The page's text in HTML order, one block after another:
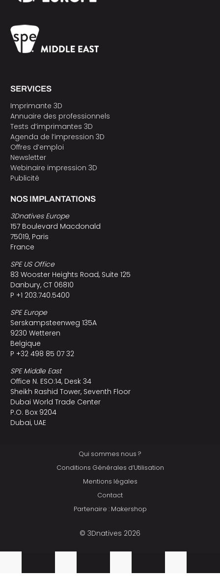
SERVICES
Imprimante 3D
Annuaire des professionnels
Tests d’imprimantes 3D
Agenda de l’impression 3D
Offres d’emploi
Newsletter
Webinaire impression 3D
Publicité
NOS IMPLANTATIONS
3Dnatives Europe
157 Boulevard Macdonald
75019, Paris
France
SPE US Office
83 Wooster Heights Road, Suite 125
Danbury, CT 06810
P +1 203.740.5400
SPE Europe
Serskampsteenweg 135A
9230 Wetteren
Belgique
P +32 498 85 07 32
SPE Middle East
Office N. ESO:14, Desk 34
Sheikh Rashid Tower, Seventh Floor
Dubai World Trade Center
P.O. Box 9204
Dubai, UAE
Qui sommes nous ?
Conditions Générales d’Utilisation
Mentions légales
Contact
Partenaire : Makershop
© 3Dnatives 2026